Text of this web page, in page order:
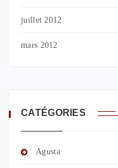
juillet 2012
mars 2012
CATÉGORIES
Agusta